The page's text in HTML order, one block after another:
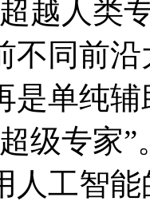
越人类
不同前
是单纯
级专家
人工智